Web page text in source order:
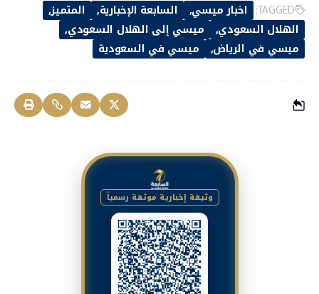
TAGGED: اخبار ميسي السابعة الإخبارية
المتميز
الهلال السعودي
ميسي إلى الهلال السعودي
ميسي في الرياض
ميسي في السعودية
وثيقة إخبارية موثقة رسمياً